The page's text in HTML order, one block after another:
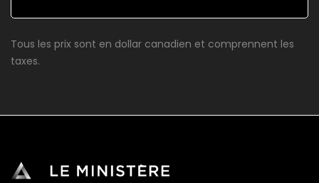
Tous les prix sont en dollar canadien et comprennent les
taxes.